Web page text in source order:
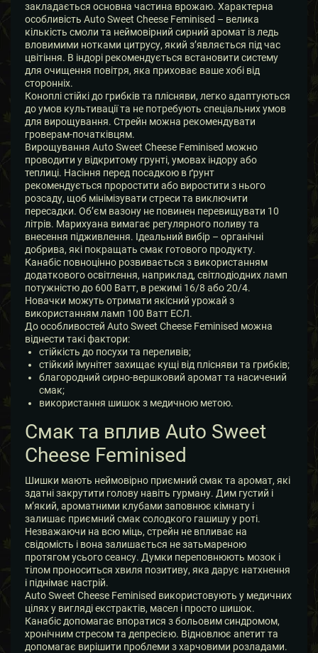
закладається основна частина врожаю. Характерна
особливість Auto Sweet Cheese Feminised – велика
кількість смоли та неймовірний сирний аромат із ледь
вловимими нотками цитрусу, який з’являється під час
цвітіння. В індорі рекомендується встановити систему
для очищення повітря, яка приховає ваше хобі від
сторонніх.
Коноплі стійкі до грибків та плісняви, легко адаптуються
до умов культивації та не потребують спеціальних умов
для вирощування. Стрейн можна рекомендувати
гроверам-початківцям.
Вирощування Auto Sweet Cheese Feminised можно
проводити у відкритому грунті, умовах індору або
теплиці. Насіння перед посадкою в ґрунт
рекомендується проростити або виростити з нього
розсаду, щоб мінімізувати стреси та виключити
пересадки. Об’єм вазону не повинен перевищувати 10
літрів. Марихуана вимагає регулярного поливу та
внесення підживлення. Ідеальний вибір – органічні
добрива, які покращать смак готового продукту.
Канабіс повноцінно розвивається з використанням
додаткового освітлення, наприклад, світлодіодних ламп
потужністю до 600 Ватт, в режимі 16/8 або 20/4.
Новачки можуть отримати якісний урожай з
використанням ламп 100 Ватт ЕСЛ.
До особливостей Auto Sweet Cheese Feminised можна
віднести такі фактори:
стійкість до посухи та переливів;
стійкий імунітет захищає кущі від плісняви та грибків;
благородний сирно-вершковий аромат та насичений
смак;
використання шишок з медичною метою.
Смак та вплив Auto Sweet
Cheese Feminised
Шишки мають неймовірно приємний смак та аромат, які
здатні закрутити голову навіть гурману. Дим густий і
м’який, ароматними клубами заповнює кімнату і
залишає приємний смак солодкого гашишу у роті.
Незважаючи на всю міць, стрейн не впливає на
свідомість і вона залишається не затьмареною
протягом усього сеансу. Думки переповнюють мозок і
тілом проноситься хвиля позитиву, яка дарує натхнення
і піднімає настрій.
Auto Sweet Cheese Feminised використовують у медичних
цілях у вигляді екстрактів, масел і просто шишок.
Канабіс допомагає впоратися з больовим синдромом,
хронічним стресом та депресією. Відновлює апетит та
допомагає вирішити проблеми з харчовими розладами.